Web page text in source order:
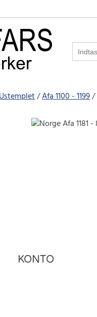
Afa 1100 - 1199
KONTO